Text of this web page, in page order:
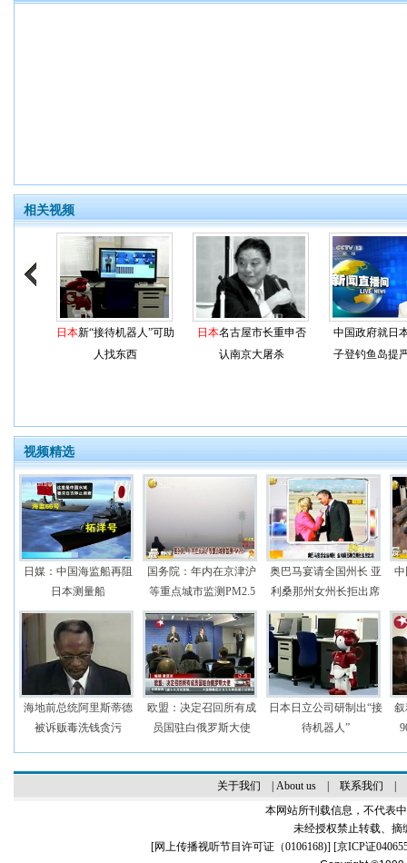
相关视频
日本新“接待机器人”可助
人找东西
日本名古屋市长重申否
认南京大屠杀
中国政府就日
子登钓鱼岛提
视频精选
日媒：中国海监船再阻
日本测量船
国务院：年内在京津沪
等重点城市监测PM2.5
奥巴马宴请全国州长 亚
利桑那州女州长拒出席
海地前总统阿里斯蒂德
被诉贩毒洗钱贪污
欧盟：决定召回所有成
员国驻白俄罗斯大使
日本日立公司研制出“接
待机器人”
关于我们 About us| 联系我们
本网站所刊载信息，不代表
未经授权禁止转载、摘
[网上传播视听节目许可证（0106168)] [京ICP证